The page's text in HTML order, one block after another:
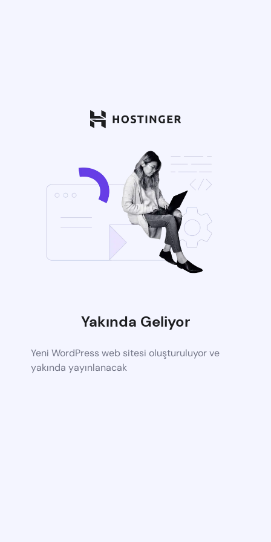
Yakında Geliyor
Yeni WordPress web sitesi oluşturuluyor ve
yakında yayınlanacak